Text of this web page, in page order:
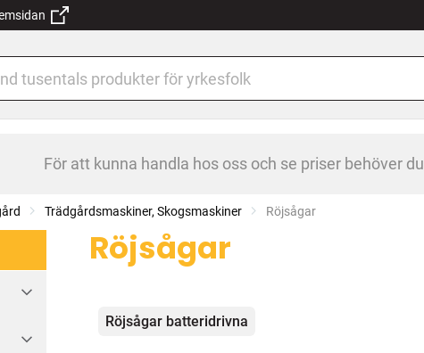
För att kunna handla hos oss och se priser behöver du
Trädgårdsmaskiner, Skogsmaskiner Current:
Röjsågar
Röjsågar
Kategorier
Röjsågar batteridrivna